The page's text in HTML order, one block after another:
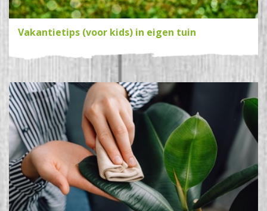
Vakantietips (voor kids) in eigen tuin